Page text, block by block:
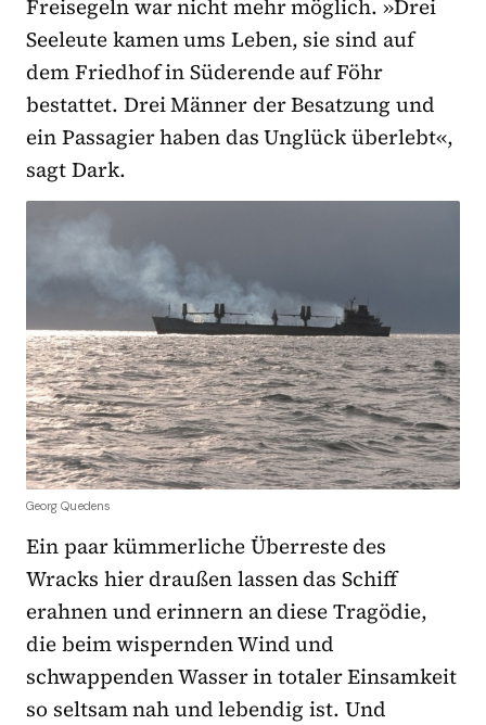
Freisegeln war nicht mehr möglich. »Drei
Seeleute kamen ums Leben, sie sind auf
dem Friedhof in Süderende auf Föhr
bestattet. Drei Männer der Besatzung und
ein Passagier haben das Unglück überlebt«,
sagt Dark.
Georg Quedens
Ein paar kümmerliche Überreste des
Wracks hier draußen lassen das Schiff
erahnen und erinnern an diese Tragödie,
die beim wispernden Wind und
schwappenden Wasser in totaler Einsamkeit
so seltsam nah und lebendig ist. Und